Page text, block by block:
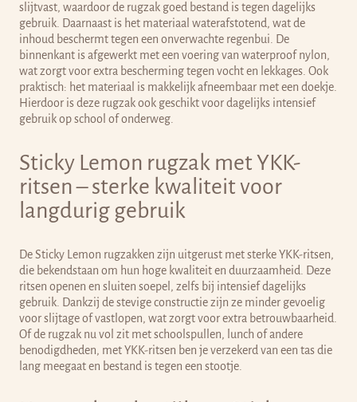
slijtvast, waardoor de rugzak goed bestand is tegen dagelijks
gebruik. Daarnaast is het materiaal waterafstotend, wat de
inhoud beschermt tegen een onverwachte regenbui. De
binnenkant is afgewerkt met een voering van waterproof nylon,
wat zorgt voor extra bescherming tegen vocht en lekkages. Ook
praktisch: het materiaal is makkelijk afneembaar met een doekje.
Hierdoor is deze rugzak ook geschikt voor dagelijks intensief
gebruik op school of onderweg.
Sticky Lemon rugzak met YKK-
ritsen – sterke kwaliteit voor
langdurig gebruik
De Sticky Lemon rugzakken zijn uitgerust met sterke YKK-ritsen,
die bekendstaan om hun hoge kwaliteit en duurzaamheid. Deze
ritsen openen en sluiten soepel, zelfs bij intensief dagelijks
gebruik. Dankzij de stevige constructie zijn ze minder gevoelig
voor slijtage of vastlopen, wat zorgt voor extra betrouwbaarheid.
Of de rugzak nu vol zit met schoolspullen, lunch of andere
benodigdheden, met YKK-ritsen ben je verzekerd van een tas die
lang meegaat en bestand is tegen een stootje.